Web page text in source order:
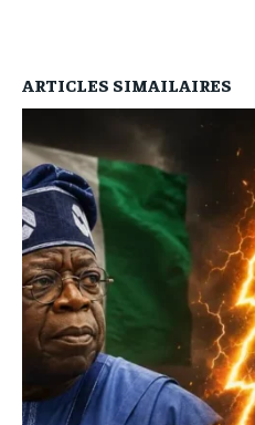
ARTICLES SIMAILAIRES